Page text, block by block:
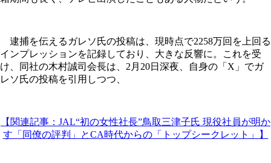
逮捕を伝えるガレソ氏の投稿は、現時点で2258万回を上回る
インプレッションを記録しており、大きな反響に。これを受
け、同社の木村誠司会長は、2月20日深夜、自身の「X」でガ
レソ氏の投稿を引用しつつ、
【関連記事：JAL“初の女性社長”鳥取三津子氏 現役社員が明か
す「同僚の評判」とCA時代からの「トップシークレット」】